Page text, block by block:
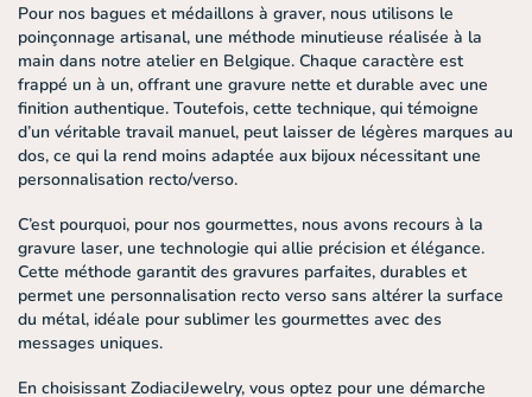
Pour nos bagues et médaillons à graver, nous utilisons le
poinçonnage artisanal, une méthode minutieuse réalisée à la
main dans notre atelier en Belgique. Chaque caractère est
frappé un à un, offrant une gravure nette et durable avec une
finition authentique. Toutefois, cette technique, qui témoigne
d’un véritable travail manuel, peut laisser de légères marques au
dos, ce qui la rend moins adaptée aux bijoux nécessitant une
personnalisation recto/verso.
C’est pourquoi, pour nos gourmettes, nous avons recours à la
gravure laser, une technologie qui allie précision et élégance.
Cette méthode garantit des gravures parfaites, durables et
permet une personnalisation recto verso sans altérer la surface
du métal, idéale pour sublimer les gourmettes avec des
messages uniques.
En choisissant ZodiaciJewelry, vous optez pour une démarche